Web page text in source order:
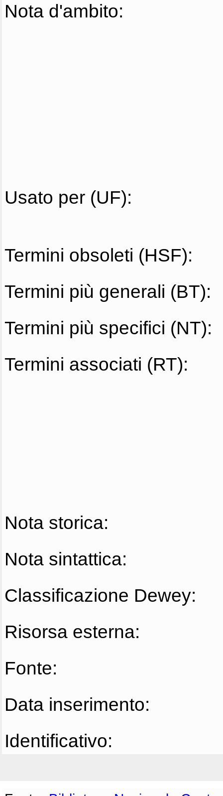
Nota d'ambito:
Usato per (UF):
Termini obsoleti (HSF):
Termini più generali (BT):
Termini più specifici (NT):
Termini associati (RT):
Nota storica:
Nota sintattica:
Classificazione Dewey:
Risorsa esterna:
Fonte:
Data inserimento:
Identificativo: